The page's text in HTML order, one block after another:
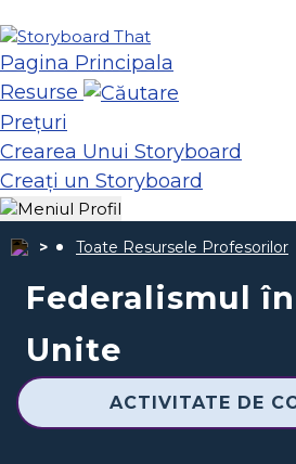
Pagina Principala
Resurse
Prețuri
Crearea Unui Storyboard
Creați un Storyboard
Toate Resursele Profesorilor
Federalismul
Unite
ACTIVITATE DE